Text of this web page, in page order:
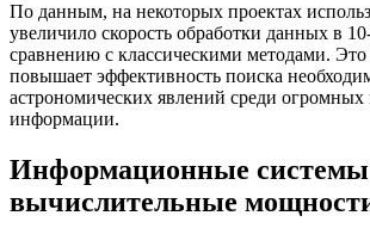
По данным, на некоторых проектах
увеличило скорость обработки данных в
сравнению с классическими методами.
повышает эффективность поиска
астрономических явлений среди огромных
информации.
Информационные
вычислительные